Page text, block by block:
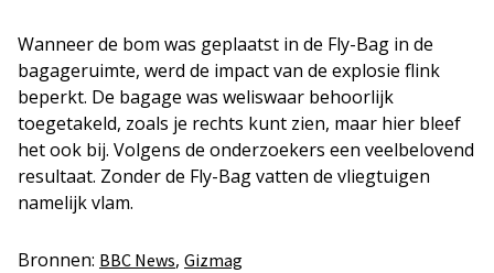
Wanneer de bom was geplaatst in de Fly-Bag in de
bagageruimte, werd de impact van de explosie flink
beperkt. De bagage was weliswaar behoorlijk
toegetakeld, zoals je rechts kunt zien, maar hier bleef
het ook bij. Volgens de onderzoekers een veelbelovend
resultaat. Zonder de Fly-Bag vatten de vliegtuigen
namelijk vlam.
Bronnen: BBC News, Gizmag